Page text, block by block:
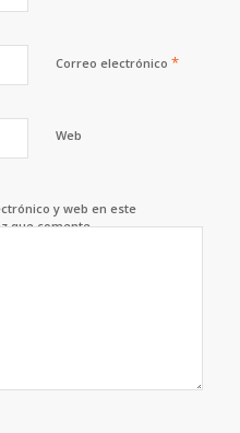
Correo electrónico *
Web
y web en este
que comente.